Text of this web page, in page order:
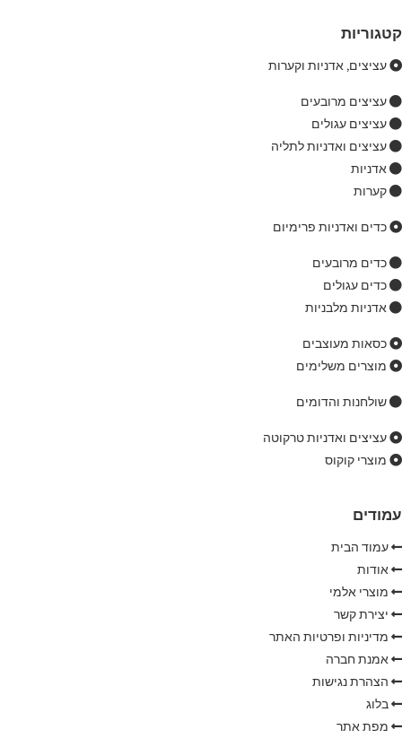
קטגוריות
עציצים, אדניות וקערות
עציצים מרובעים
עציצים עגולים
עציצים ואדניות לתליה
אדניות
קערות
כדים ואדניות פרימיום
כדים מרובעים
כדים עגולים
אדניות מלבניות
כסאות מעוצבים
מוצרים משלימים
שולחנות והדומים
עציצים ואדניות טרקוטה
מוצרי קוקוס
עמודים
עמוד הבית
אודות
מוצרי אלמי
יצירת קשר
מדיניות ופרטיות האתר
אמנת חברה
הצהרת נגישות
בלוג
מפת אתר